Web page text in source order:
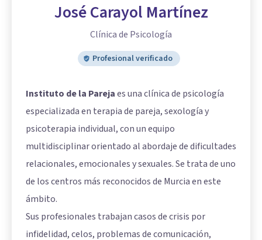
José Carayol Martínez
Clínica de Psicología
Profesional verificado
Instituto de la Parejaes una clínica de psicología
especializada en terapia de pareja, sexología y
psicoterapia individual, con un equipo
multidisciplinar orientado al abordaje de dificultades
relacionales, emocionales y sexuales. Se trata de uno
de los centros más reconocidos de Murcia en este
ámbito.
Sus profesionales trabajan casos de crisis por
infidelidad, celos, problemas de comunicación,